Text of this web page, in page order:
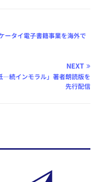
ータイ電子書籍事業を海外で
NEXT
続インモラル」著者朗読版を
先行配信